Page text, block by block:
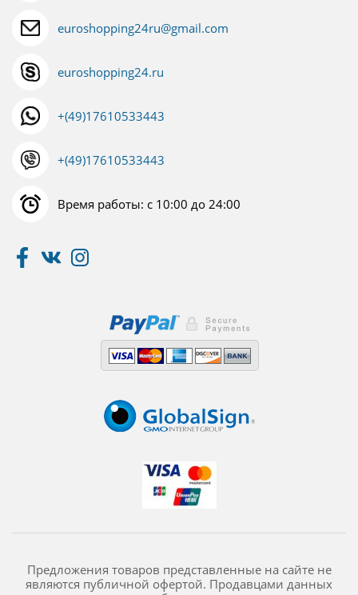
euroshopping24ru@gmail.com
euroshopping24.ru
+(49)17610533443
+(49)17610533443
Время работы: с 10:00 до 24:00
Предложения товаров представленные на сайте не
являются публичной офертой. Продавцами данных